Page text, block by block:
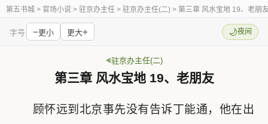
第五书城 > 官场小说 > 驻京办主任 > 驻京办主任(二) > 第三章 风水宝地 19、老朋
字号 −更小 更大+ 🌙夜间
驻京办主任(二)
第三章 风水宝地 19、老朋友
顾怀远到北京事先没有告诉丁能通，他在出